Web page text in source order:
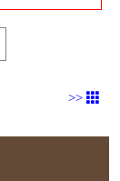
>>